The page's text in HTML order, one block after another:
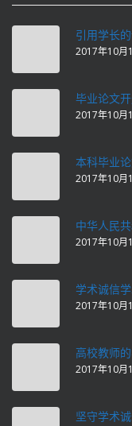
引用学长
2017年10月
毕业论文
2017年10月
本科毕业
2017年10月
中华人民
2017年10月
学术诚信
2017年10月
高校教师
2017年10月
坚守学术